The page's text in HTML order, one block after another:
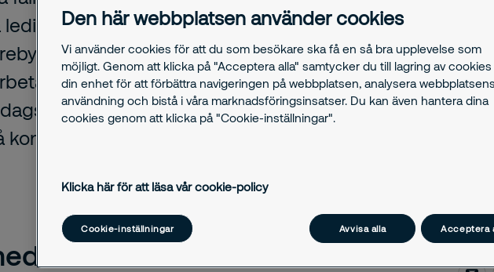
kvällar. Med hjälp av
du brott mot dina
trygghet dygnet runt.
att investera i smart
Den här webbplatsen använder cookies
Vi använder cookies för att du som besökare ska få en så bra upplevelse som
möjligt. Genom att klicka på "Acceptera alla" samtycker du till lagring av cookies
din enhet för att förbättra navigeringen på webbplatsen, analysera webbplatsens
användning och bistå i våra marknadsföringsinsatser. Du kan även hantera dina
cookies genom att klicka på "Cookie-inställningar".
Klicka här för att läsa vår cookie-policy
Cookie-inställningar Avvisa alla Acceptera